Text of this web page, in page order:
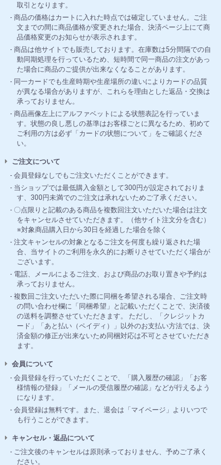
取引となります。
商品の価格はカートに入れた時点では確定していません。ご注
文までの間に商品価格が変更された場合、決済ページ上にて商
品価格変更のお知らせが表示されます。
商品は他サイトでも販売しております。在庫数は5分間隔での自
動同期処理を行っているため、短時間で同一商品の注文があっ
た場合に商品のご提供が出来なくなることがあります。
同一カードでも生産時期や生産場所の違いによりカードの品質
が異なる場合がありますが、これらを理由とした返品・交換は
承っておりません。
商品画像左上にアルファベットによる状態表記を行っていま
す。状態の良し悪しの基準はお客様ごとに異なるため、初めて
ご利用の方は必ず「カードの状態について」をご確認くださ
い。
ご注文について
会員登録なしでもご注文いただくことができます。
当ショップでは最低購入金額として300円が設定されておりま
す、300円未満でのご注文は承れないためご了承ください。
〇点限りと記載のある商品を複数回注文いただいた場合は注文
をキャンセルさせていただきます。（他サイト注文分を含む）
※対象商品購入日から30日を経過した場合を除く
注文キャンセルの対象となるご注文を何度も繰り返された場
合、当サイトのご利用を永久的にお断りさせていただく場合が
ございます。
電話、メールによるご注文、および商品のお取り置きや予約は
承っておりません。
複数回ご注文いただいた際に同梱を希望される場合、ご注文時
の問い合わせ欄に「同梱希望」と記載いただくことで、決済後
の送料を調整させていただきます。 ただし、「クレジットカ
ード」「あと払い（ペイディ）」以外のお支払い方法では、決
済金額の修正が出来ないため同梱対応は不可とさせていただき
ます。
会員について
会員登録を行っていただくことで、「購入履歴の確認」「お客
様情報の登録」「メールの受信履歴の確認」などが行えるよう
になります。
会員登録は無料です。また、退会は「マイページ」よりいつで
も行うことができます。
キャンセル・返品について
ご注文後のキャンセルは原則承っておりません、予めご了承く
ださい。